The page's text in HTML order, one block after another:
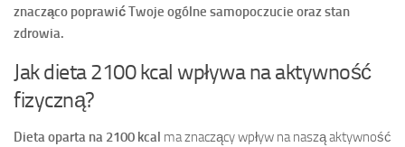
znacząco poprawić Twoje ogólne samopoczucie oraz stan
zdrowia.
Jak dieta 2100 kcal wpływa na aktywność
fizyczną?
Dieta oparta na 2100 kcal ma znaczący wpływ na naszą aktywność